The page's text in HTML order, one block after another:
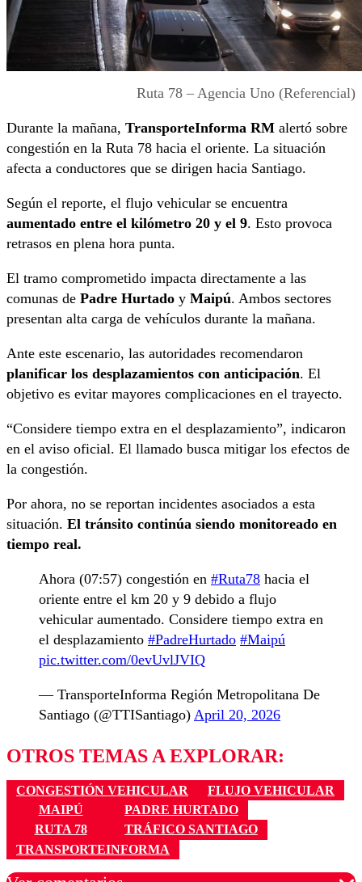
Ruta 78 – Agencia Uno (Referencial)
Durante la mañana, TransporteInforma RM alertó sobre
congestión en la Ruta 78 hacia el oriente. La situación
afecta a conductores que se dirigen hacia Santiago.
Según el reporte, el flujo vehicular se encuentra
aumentado entre el kilómetro 20 y el 9. Esto provoca
retrasos en plena hora punta.
El tramo comprometido impacta directamente a las
comunas de Padre Hurtado y Maipú. Ambos sectores
presentan alta carga de vehículos durante la mañana.
Ante este escenario, las autoridades recomendaron
planificar los desplazamientos con anticipación. El
objetivo es evitar mayores complicaciones en el trayecto.
“Considere tiempo extra en el desplazamiento”, indicaron
en el aviso oficial. El llamado busca mitigar los efectos de
la congestión.
Por ahora, no se reportan incidentes asociados a esta
situación. El tránsito continúa siendo monitoreado en
tiempo real.
Ahora (07:57) congestión en #Ruta78 hacia el
oriente entre el km 20 y 9 debido a flujo
vehicular aumentado. Considere tiempo extra en
el desplazamiento #PadreHurtado #Maipú
pic.twitter.com/0evUvlJVIQ
— TransporteInforma Región Metropolitana De
Santiago (@TTISantiago) April 20, 2026
OTROS TEMAS A EXPLORAR:
CONGESTIÓN VEHICULAR
FLUJO VEHICULAR
MAIPÚ
PADRE HURTADO
RUTA 78
TRÁFICO SANTIAGO
TRANSPORTEINFORMA